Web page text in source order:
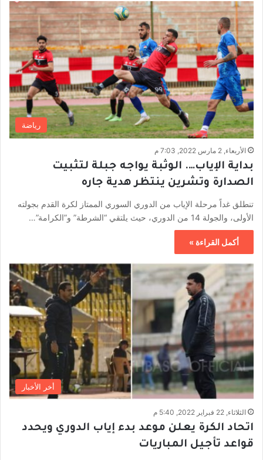
رياضة
الأربعاء, 2 مارس 2022, 7:03 م
بداية الإياب…. الوثبة يواجه جبلة لتثبيت
الصدارة وتشرين ينتظر هدية جاره
تنطلق غداً مرحلة الإياب من الدوري السوري الممتاز لكرة القدم بجولته
الأولى، والجولة 14 من الدوري، حيث يلتقي “الشرطة” و”الكرامة”…
أكمل القراءة »
أخر الأخبار
الثلاثاء, 22 فبراير 2022, 5:40 م
اتحاد الكرة يعلن موعد بدء إياب الدوري ويحدد
قواعد تأجيل المباريات